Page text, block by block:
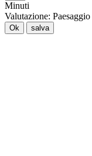
Minuti
Valutazione: Paesaggio
Ok salva